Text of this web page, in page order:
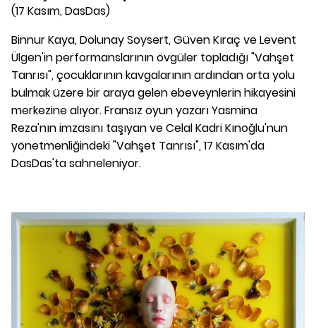
(17 Kasım, DasDas)
Binnur Kaya, Dolunay Soysert, Güven Kıraç ve Levent
Ülgen'in performanslarının övgüler topladığı "Vahşet
Tanrısı", çocuklarının kavgalarının ardından orta yolu
bulmak üzere bir araya gelen ebeveynlerin hikayesini
merkezine alıyor. Fransız oyun yazarı Yasmina
Reza'nın imzasını taşıyan ve Celal Kadri Kınoğlu'nun
yönetmenliğindeki "Vahşet Tanrısı", 17 Kasım'da
DasDas'ta sahneleniyor.